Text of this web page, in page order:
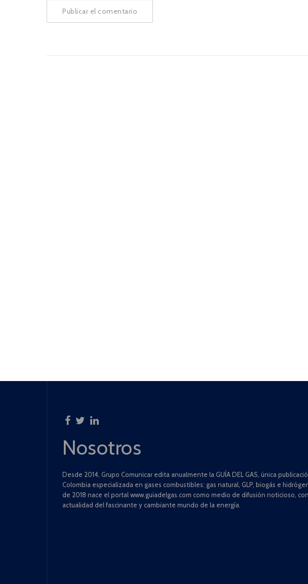
Nosotros
Desde 2014, Grupo Comunicar edita anualmente la GUÍA DEL GAS, única
Colombia especializada en gases combustibles: gas natural, GLP, biogás e
de 2018 nace el portal www.guiadelgas.com como medio de difusión noticioso,
actualidad del fascinante y cambiante mundo de la energía.